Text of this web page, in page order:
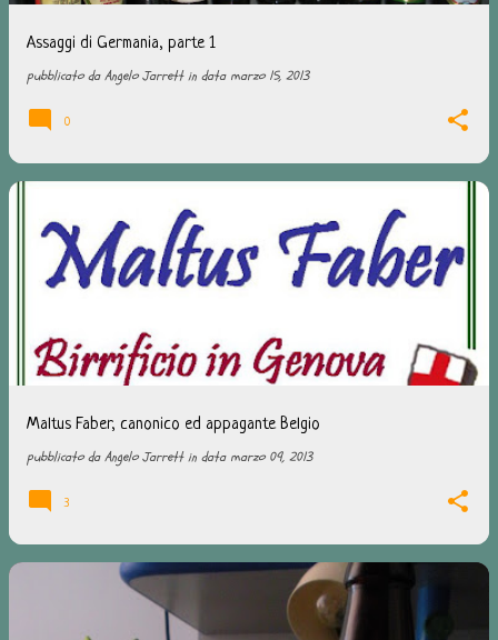
Assaggi di Germania, parte 1
pubblicato daAngelo Jarrett in data marzo 15, 2013
0
Maltus Faber, canonico ed appagante Belgio
pubblicato daAngelo Jarrett in data marzo 09, 2013
3